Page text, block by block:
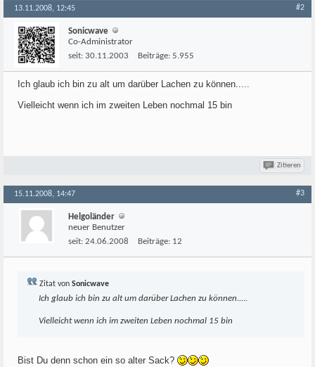
13.11.2008, 12:45 #2
Sonicwave
Co-Administrator
seit: 30.11.2003 Beiträge: 5.955
Ich glaub ich bin zu alt um darüber Lachen zu können.....
Vielleicht wenn ich im zweiten Leben nochmal 15 bin
Zitieren
15.11.2008, 14:47 #3
Helgoländer
neuer Benutzer
seit: 24.06.2008 Beiträge: 12
Zitat von Sonicwave
Ich glaub ich bin zu alt um darüber Lachen zu können.....
Vielleicht wenn ich im zweiten Leben nochmal 15 bin
Bist Du denn schon ein so alter Sack?